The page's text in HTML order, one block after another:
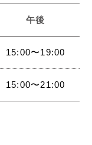
午後
15:00〜19:00
15:00〜21:00